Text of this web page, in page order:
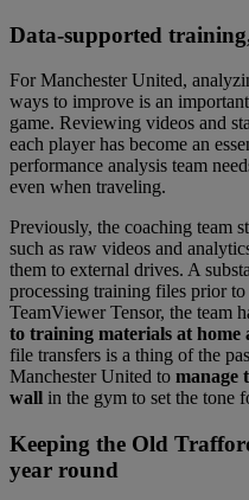
Data-supported
For Manchester United,
ways to improve is an
game. Reviewing videos and
each player has become an
performance analysis team
even when traveling.
Previously, the coaching team
such as raw videos and
them to external drives. A
processing training files prior
TeamViewer Tensor, the team
to training materials at home
file transfers is a thing of the
Manchester United to manage
wall in the gym to set the tone
Keeping the Old
year round